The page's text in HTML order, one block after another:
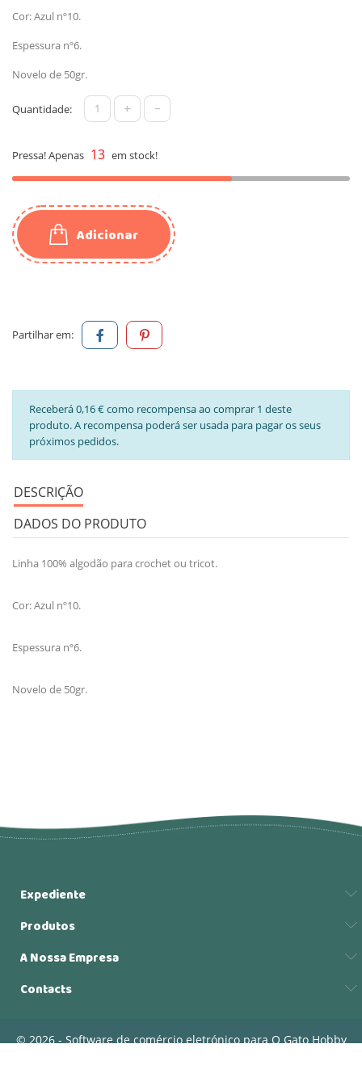
Cor: Azul nº10.
Espessura nº6.
Novelo de 50gr.
Quantidade: + -
Pressa! Apenas 13 em stock!
Adicionar
Partilhar em:
Receberá 0,16 € como recompensa ao comprar 1 deste
produto. A recompensa poderá ser usada para pagar os seus
próximos pedidos.
DESCRIÇÃO
DADOS DO PRODUTO
Linha 100% algodão para crochet ou tricot.
Cor: Azul nº10.
Espessura nº6.
Novelo de 50gr.
Expediente
Produtos
A Nossa Empresa
Contacts
© 2026 - Software de comércio eletrónico para O Gato Hobby